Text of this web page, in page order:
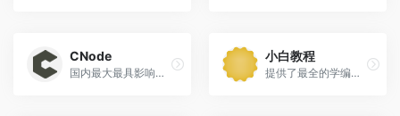
CNode
国内最大最具影响力的 Node.js 开源技术社区，致力于 Node.js 的技术研究。
小白教程
提供了最全的学编程技术基础入门教程, 介绍了HTML、CSS、Javascript、Python，Java，Ruby，C，PHP , MySQL等各种编程语言的基础知识，使得我们不在是小白，而是真正的大牛。